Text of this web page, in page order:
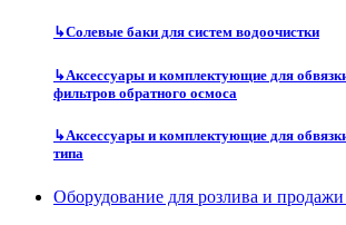
↳Солевые баки для систем водоочистки
↳Аксессуары и комплектующие для
фильтров обратного осмоса
↳Аксессуары и комплектующие для
типа
Оборудование для розлива и